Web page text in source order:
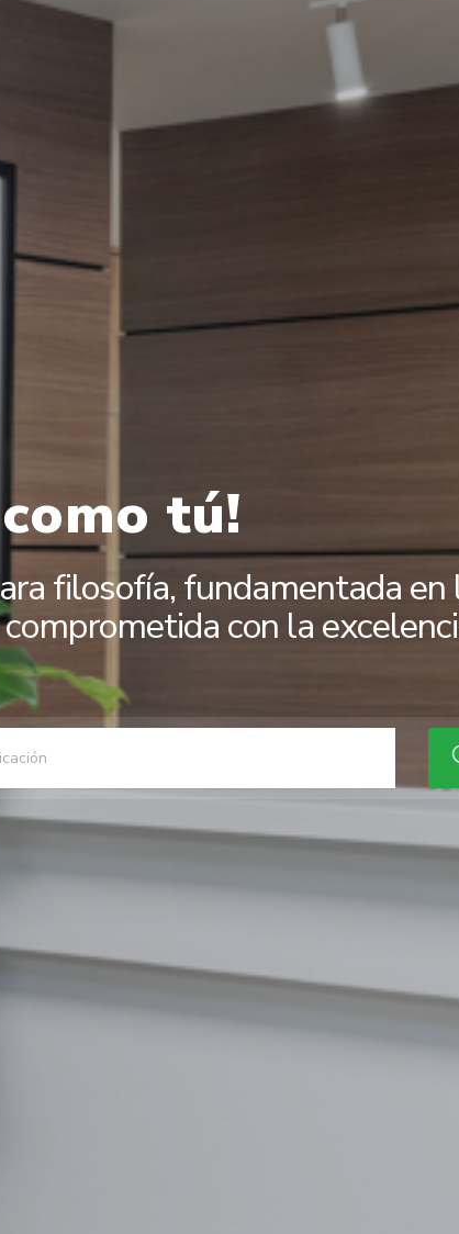
tú!
filosofía, fundamentada en
con la